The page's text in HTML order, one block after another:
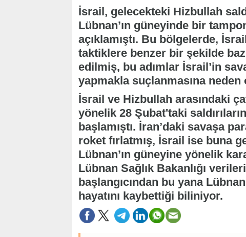
İsrail, gelecekteki Hizbullah
Lübnan’ın güneyinde bir
açıklamıştı. Bu bölgelerde,
taktiklere benzer bir şekilde
edilmiş, bu adımlar İsrail’in
yapmakla suçlanmasına neden
İsrail ve Hizbullah arasındaki
yönelik 28 Şubat'taki
başlamıştı. İran’daki savaşa
roket fırlatmış, İsrail ise buna
Lübnan’ın güneyine yönelik
Lübnan Sağlık Bakanlığı
başlangıcından bu yana
hayatını kaybettiği biliniyor.